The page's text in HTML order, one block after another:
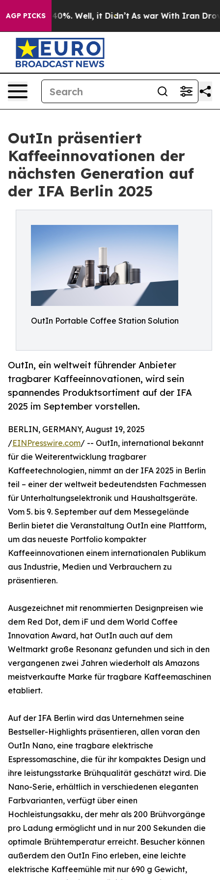
AGP PICKS40%. Well, it Didn’t As war With Iran Drove
OutIn präsentiert
Kaffeeinnovationen der
nächsten Generation auf
der IFA Berlin 2025
OutIn Portable Coffee Station Solution
OutIn, ein weltweit führender Anbieter
tragbarer Kaffeeinnovationen, wird sein
spannendes Produktsortiment auf der IFA
2025 im September vorstellen.
BERLIN, GERMANY, August 19, 2025
/EINPresswire.com/ -- OutIn, international bekannt
für die Weiterentwicklung tragbarer
Kaffeetechnologien, nimmt an der IFA 2025 in Berlin
teil – einer der weltweit bedeutendsten Fachmessen
für Unterhaltungselektronik und Haushaltsgeräte.
Vom 5. bis 9. September auf dem Messegelände
Berlin bietet die Veranstaltung OutIn eine Plattform,
um das neueste Portfolio kompakter
Kaffeeinnovationen einem internationalen Publikum
aus Industrie, Medien und Verbrauchern zu
präsentieren.
Ausgezeichnet mit renommierten Designpreisen wie
dem Red Dot, dem iF und dem World Coffee
Innovation Award, hat OutIn auch auf dem
Weltmarkt große Resonanz gefunden und sich in den
vergangenen zwei Jahren wiederholt als Amazons
meistverkaufte Marke für tragbare Kaffeemaschinen
etabliert.
Auf der IFA Berlin wird das Unternehmen seine
Bestseller-Highlights präsentieren, allen voran den
OutIn Nano, eine tragbare elektrische
Espressomaschine, die für ihr kompaktes Design und
ihre leistungsstarke Brühqualität geschätzt wird. Die
Nano-Serie, erhältlich in verschiedenen eleganten
Farbvarianten, verfügt über einen
Hochleistungsakku, der mehr als 200 Brühvorgänge
pro Ladung ermöglicht und in nur 200 Sekunden die
optimale Brühtemperatur erreicht. Besucher können
außerdem den OutIn Fino erleben, eine leichte
elektrische Kaffeemühle mit nur 690 g Gewicht,